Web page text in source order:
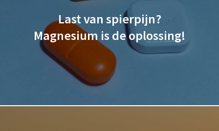
Last van spierpijn?
Magnesium is de oplossing!